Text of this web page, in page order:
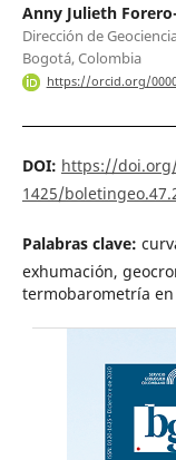
Anny Julieth
Dirección de
Bogotá, Colombia
https://orcid.org/
DOI: https://
1425/
Palabras clave:
exhumación,
termobarometría